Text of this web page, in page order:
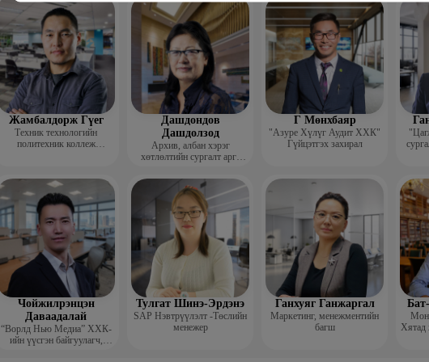
үндсэн багш
Жамбалдорж Гүег
Техник технологийн
политехник коллеж
Дашдондов
Дашдолзод
Архив, албан хэрэг
хөтлөлтийн сургалт арга
Г Мөнхбаяр
"Азуре Хүлүг Аудит ХХК"
Гүйцэтгэх захирал
Чойжилрэнцэн
Даваадалай
“Ворлд Нью Медиа” ХХК-
ийн үүсгэн байгуулагч,
Тулгат Шинэ-Эрдэнэ
SAP Нэвтрүүлэлт -Төслийн
менежер
Ганхуяг Ганжаргал
Маркетинг, менежментийн
багш
Хятад